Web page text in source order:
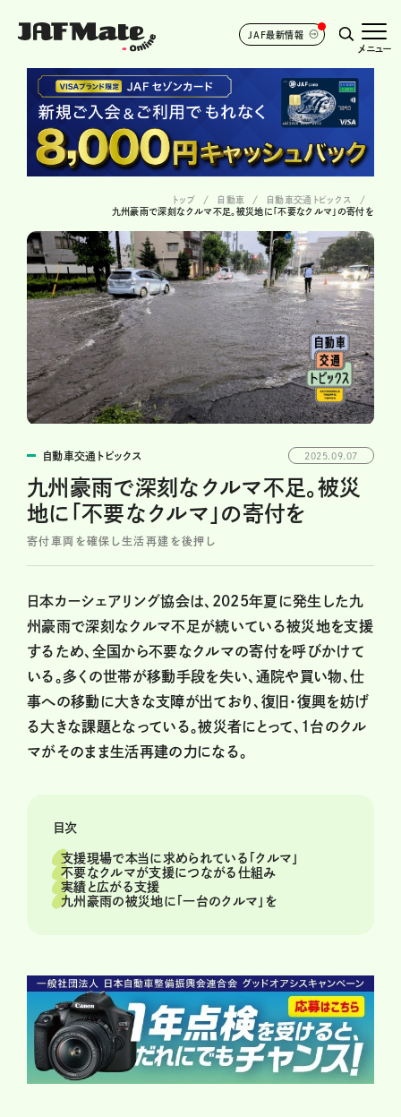
JAF最新情報
メニュー
トップ 自動車
自動車交通トピックス
九州豪雨で深刻なクルマ不足。被災地に「不要なクルマ」の寄付を
自動車交通トピックス 2025.09.07
九州豪雨で深刻なクルマ不足。被災
地に「不要なクルマ」の寄付を
寄付車両を確保し生活再建を後押し
日本カーシェアリング協会は、2025年夏に発生した九
州豪雨で深刻なクルマ不足が続いている被災地を支援
するため、全国から不要なクルマの寄付を呼びかけて
いる。多くの世帯が移動手段を失い、通院や買い物、仕
事への移動に大きな支障が出ており、復旧・復興を妨げ
る大きな課題となっている。被災者にとって、1台のクル
マがそのまま生活再建の力になる。
目次
支援現場で本当に求められている「クルマ」
不要なクルマが支援につながる仕組み
実績と広がる支援
九州豪雨の被災地に「一台のクルマ」を